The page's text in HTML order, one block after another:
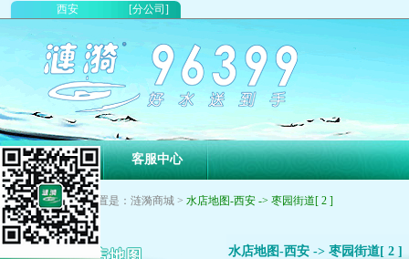
[分公司]
西安
首页 客服中心
您现在的位置是：涟漪商城 > 水店地图-西安 -> 枣园街道[ 2 ]
水店地图-西安 -> 枣园街道[ 2 ]